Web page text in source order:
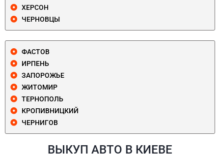
ХЕРСОН
ЧЕРНОВЦЫ
ФАСТОВ
ИРПЕНЬ
ЗАПОРОЖЬЕ
ЖИТОМИР
ТЕРНОПОЛЬ
КРОПИВНИЦКИЙ
ЧЕРНИГОВ
ВЫКУП АВТО В КИЕВЕ